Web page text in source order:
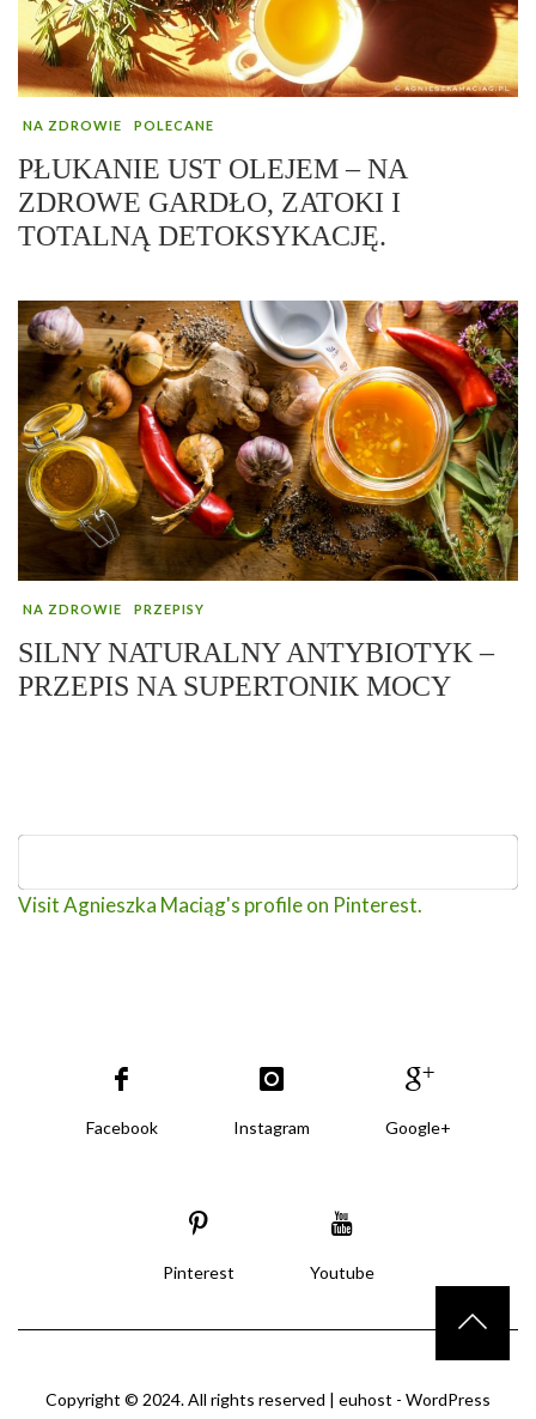
NA ZDROWIE POLECANE
PŁUKANIE UST OLEJEM – NA
ZDROWE GARDŁO, ZATOKI I
TOTALNĄ DETOKSYKACJĘ.
NA ZDROWIE PRZEPISY
SILNY NATURALNY ANTYBIOTYK –
PRZEPIS NA SUPERTONIK MOCY
Visit Agnieszka Maciąg's profile on Pinterest.
Facebook Instagram Google+
Pinterest Youtube
Copyright © 2024. All rights reserved | euhost - WordPress